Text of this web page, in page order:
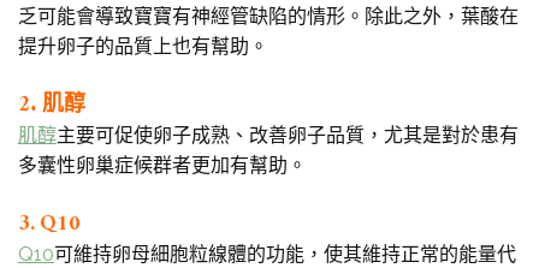
乏可能會導致寶寶有神經管缺陷的情形。除此之外，葉酸在
提升卵子的品質上也有幫助。
2. 肌醇
肌醇主要可促使卵子成熟、改善卵子品質，尤其是對於患有
多囊性卵巢症候群者更加有幫助。
3. Q10
Q10可維持卵母細胞粒線體的功能，使其維持正常的能量代